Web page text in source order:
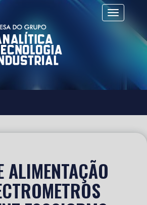
Alternar
ALIMENTAÇÃO